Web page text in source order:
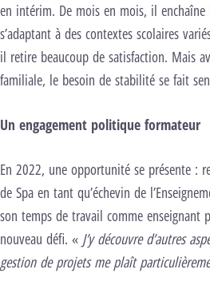
en intérim. De mois en mois, il enchaîne
s’adaptant à des contextes scolaires
il retire beaucoup de satisfaction. Mais
familiale, le besoin de stabilité se fait
Un engagement politique formateur
En 2022, une opportunité se présente :
de Spa en tant qu’échevin de
son temps de travail comme enseignant
nouveau défi. « J’y découvre d’autres
gestion de projets me plaît